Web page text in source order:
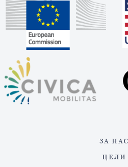
ЗА НАС
ЦЕЛИ